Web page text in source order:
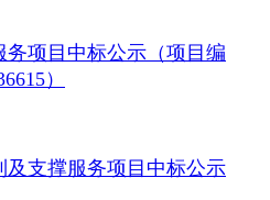
务项目中标公示（项目编
）
支撑服务项目中标公示